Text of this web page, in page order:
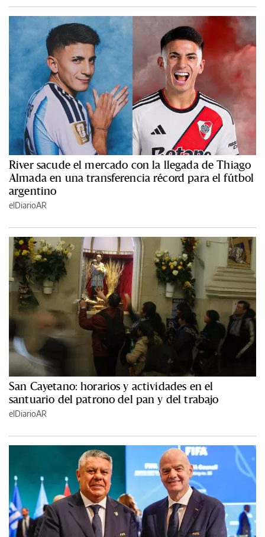
River sacude el mercado con la llegada de Thiago
Almada en una transferencia récord para el fútbol
argentino
elDiarioAR
San Cayetano: horarios y actividades en el
santuario del patrono del pan y del trabajo
elDiarioAR